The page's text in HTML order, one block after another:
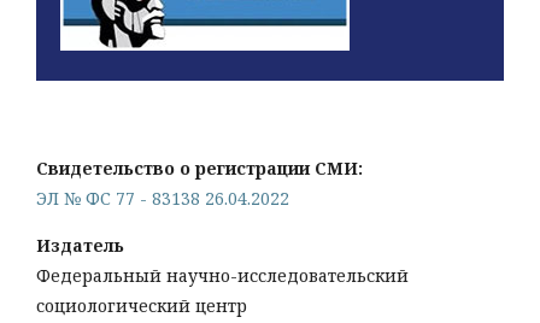
Свидетельство о регистрации СМИ:
ЭЛ № ФС 77 - 83138 26.04.2022
Издатель
Федеральный научно-исследовательский
социологический центр